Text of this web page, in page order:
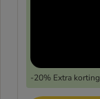
-20% Extra